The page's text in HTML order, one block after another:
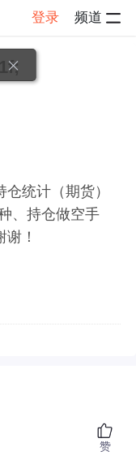
登录 频道
统计（期货）
、持仓做空手
！
赞